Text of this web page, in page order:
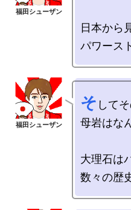
日本から
そ して
母岩はな
大理石は